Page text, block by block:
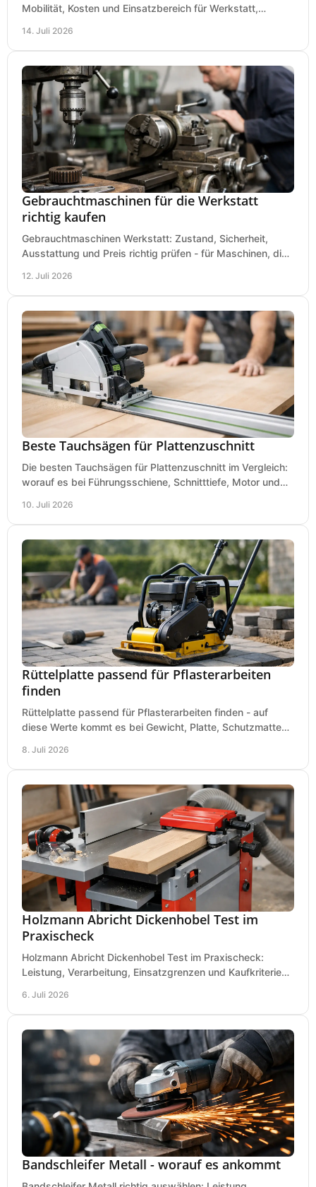
Mobilität, Kosten und Einsatzbereich für Werkstatt,
14. Juli 2026
Gebrauchtmaschinen für die Werkstatt
richtig kaufen
Gebrauchtmaschinen Werkstatt: Zustand, Sicherheit,
Ausstattung und Preis richtig prüfen - für Maschinen, die
12. Juli 2026
Beste Tauchsägen für Plattenzuschnitt
Die besten Tauchsägen für Plattenzuschnitt im Vergleich:
worauf es bei Führungsschiene, Schnitttiefe, Motor und
10. Juli 2026
Rüttelplatte passend für Pflasterarbeiten
finden
Rüttelplatte passend für Pflasterarbeiten finden - auf
diese Werte kommt es bei Gewicht, Platte, Schutzmatte
8. Juli 2026
Holzmann Abricht Dickenhobel Test im
Praxischeck
Holzmann Abricht Dickenhobel Test im Praxischeck:
Leistung, Verarbeitung, Einsatzgrenzen und Kaufkriterien
6. Juli 2026
Bandschleifer Metall - worauf es ankommt